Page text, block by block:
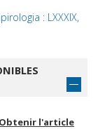
: LXXXIX,
Obtenir l'article